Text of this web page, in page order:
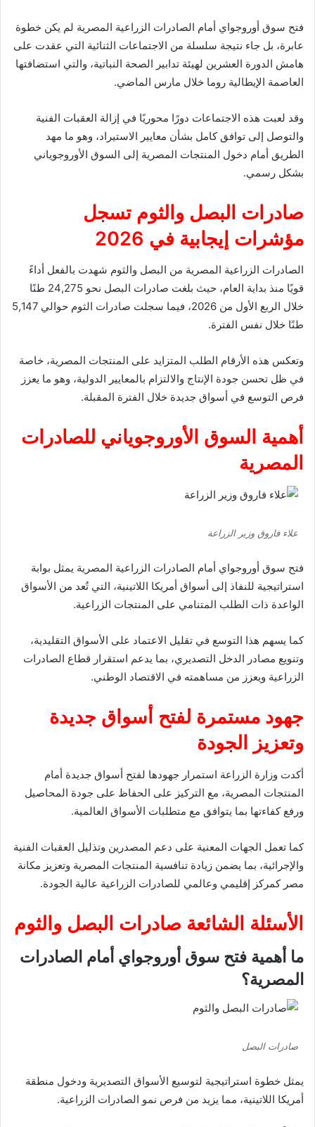
فتح سوق أوروجواي أمام الصادرات الزراعية المصرية لم يكن خطوة
عابرة، بل جاء نتيجة سلسلة من الاجتماعات الثنائية التي عقدت على
هامش الدورة العشرين لهيئة تدابير الصحة النباتية، والتي استضافتها
العاصمة الإيطالية روما خلال مارس الماضي.
وقد لعبت هذه الاجتماعات دورًا محوريًا في إزالة العقبات الفنية
والتوصل إلى توافق كامل بشأن معايير الاستيراد، وهو ما مهد
الطريق أمام دخول المنتجات المصرية إلى السوق الأوروجوياني
بشكل رسمي.
صادرات البصل والثوم تسجل
مؤشرات إيجابية في 2026
الصادرات الزراعية المصرية من البصل والثوم شهدت بالفعل أداءً
قويًا منذ بداية العام، حيث بلغت صادرات البصل نحو 24,275 طنًا
خلال الربع الأول من 2026، فيما سجلت صادرات الثوم حوالي 5,147
طنًا خلال نفس الفترة.
وتعكس هذه الأرقام الطلب المتزايد على المنتجات المصرية، خاصة
في ظل تحسن جودة الإنتاج والالتزام بالمعايير الدولية، وهو ما يعزز
فرص التوسع في أسواق جديدة خلال الفترة المقبلة.
أهمية السوق الأوروجوياني للصادرات
المصرية
علاء فاروق وزير الزراعة
فتح سوق أوروجواي أمام الصادرات الزراعية المصرية يمثل بوابة
استراتيجية للنفاذ إلى أسواق أمريكا اللاتينية، التي تُعد من الأسواق
الواعدة ذات الطلب المتنامي على المنتجات الزراعية.
كما يسهم هذا التوسع في تقليل الاعتماد على الأسواق التقليدية،
وتنويع مصادر الدخل التصديري، بما يدعم استقرار قطاع الصادرات
الزراعية ويعزز من مساهمته في الاقتصاد الوطني.
جهود مستمرة لفتح أسواق جديدة
وتعزيز الجودة
أكدت وزارة الزراعة استمرار جهودها لفتح أسواق جديدة أمام
المنتجات المصرية، مع التركيز على الحفاظ على جودة المحاصيل
ورفع كفاءتها بما يتوافق مع متطلبات الأسواق العالمية.
كما تعمل الجهات المعنية على دعم المصدرين وتذليل العقبات الفنية
والإجرائية، بما يضمن زيادة تنافسية المنتجات المصرية وتعزيز مكانة
مصر كمركز إقليمي وعالمي للصادرات الزراعية عالية الجودة.
الأسئلة الشائعة صادرات البصل والثوم
ما أهمية فتح سوق أوروجواي أمام الصادرات
المصرية؟
صادرات البصل
يمثل خطوة استراتيجية لتوسيع الأسواق التصديرية ودخول منطقة
أمريكا اللاتينية، مما يزيد من فرص نمو الصادرات الزراعية.